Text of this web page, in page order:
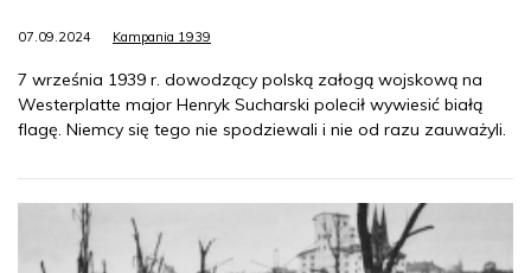
07.09.2024 Kampania 1939
7 września 1939 r. dowodzący polską załogą wojskową na
Westerplatte major Henryk Sucharski polecił wywiesić białą
flagę. Niemcy się tego nie spodziewali i nie od razu zauważyli.